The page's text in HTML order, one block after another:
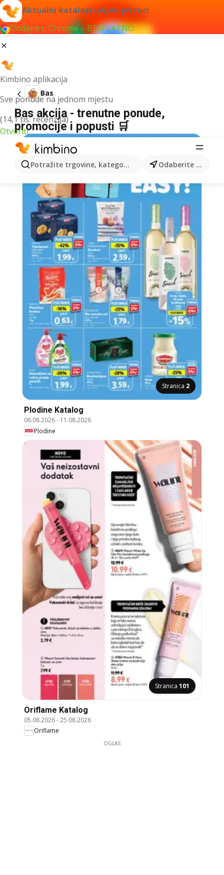
Aktualni katalozi uvijek pri ruci
Dodajte u Chrome – BESPLATNO
Kimbino aplikacija
Sve ponude na jednom mjestu
(14,1 tis. recenzija)
Otvoriti
Potražite trgovine, kategorije, proizvode... Odaberite grad
Bas
Bas akcija - trenutne ponude,
promocije i popusti 🛒
Stranica 2
Plodine Katalog
06.08.2026- 11.08.2026
Plodine
Stranica 101
Oriflame Katalog
05.08.2026-25.08.2026
Oriflame
OGLAS